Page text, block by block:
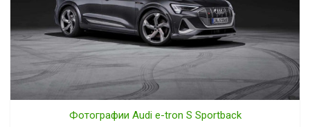
Фотографии Audi e-tron S Sportback